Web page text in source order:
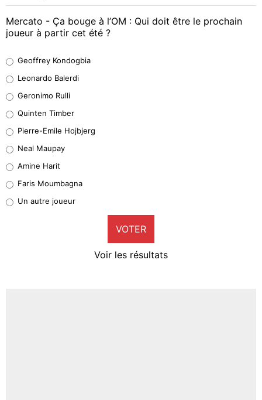
Mercato - Ça bouge à l’OM : Qui doit être le prochain
joueur à partir cet été ?
38%
32%
5%
1%
9%
Geoffrey Kondogbia
Leonardo Balerdi
Geronimo Rulli
Quinten Timber
Pierre-Emile Hojbjerg
Neal Maupay
Amine Harit
Faris Moumbagna
Un autre joueur
VOTER
Voir les résultats